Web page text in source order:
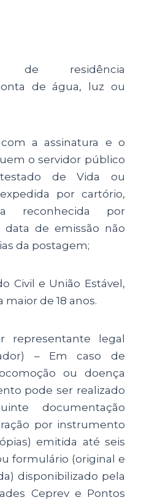
de residência
de água, luz ou
a assinatura e o
o servidor público
de Vida ou
por cartório,
reconhecida por
de emissão não
da postagem;
Civil e União Estável,
maior de 18 anos.
representante legal
– Em caso de
ou doença
pode ser realizado
documentação
por instrumento
emitida até seis
formulário (original e
disponibilizado pela
Ceprev e Pontos